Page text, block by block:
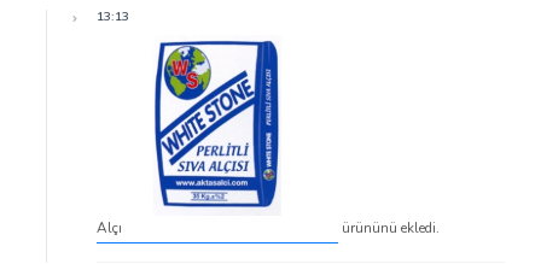
13:13
Alçı ürününü ekledi.